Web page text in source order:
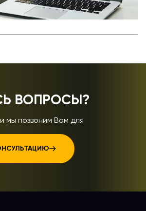
ВОПРОСЫ?
мы позвоним Вам для